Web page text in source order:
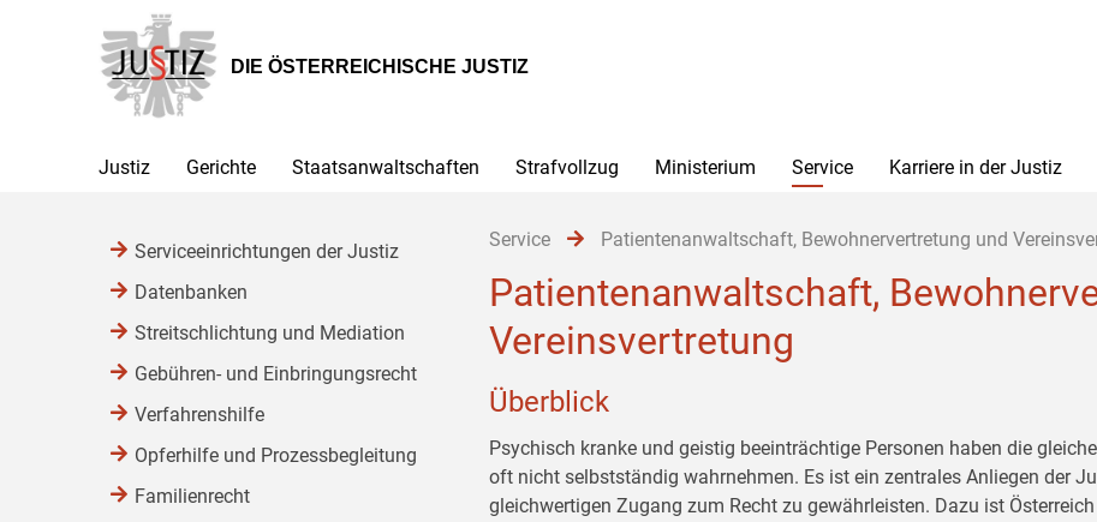
Hauptnavigation
[1]
Inhalt
[2]
Untermenü
[3]
DIE ÖSTERREICHISCHE JUSTIZ
Justiz Gerichte Staatsanwaltschaften Strafvollzug Ministerium Service Karriere in der Justiz
Service Patientenanwaltschaft, Bewohnervertretung und
Patientenanwaltschaft,
Vereinsvertretung
Überblick
Psychisch kranke und geistig beeinträchtige Personen haben die
oft nicht selbstständig wahrnehmen. Es ist ein zentrales Anliegen der
gleichwertigen Zugang zum Recht zu gewährleisten. Dazu ist
Serviceeinrichtungen der Justiz
Datenbanken
Streitschlichtung und Mediation
Gebühren- und Einbringungsrecht
Verfahrenshilfe
Opferhilfe und Prozessbegleitung
Familienrecht